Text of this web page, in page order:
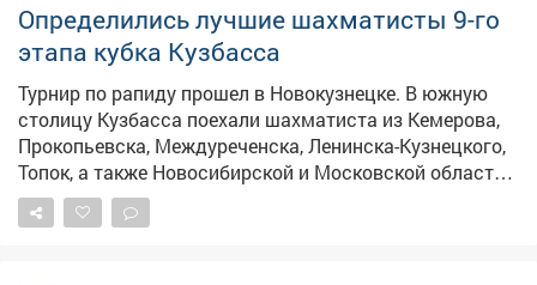
Определились лучшие шахматисты 9-го
этапа кубка Кузбасса
Турнир по рапиду прошел в Новокузнецке. В южную
столицу Кузбасса поехали шахматиста из Кемерова,
Прокопьевска, Междуреченска, Ленинска-Кузнецкого,
Топок, а также Новосибирской и Московской областей.
Всего за титул лучшего боролись 52 спортсмена
разного возраста и уровня подготовки, которые